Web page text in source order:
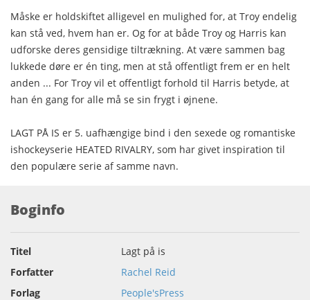
Måske er holdskiftet alligevel en mulighed for, at Troy endelig
kan stå ved, hvem han er. Og for at både Troy og Harris kan
udforske deres gensidige tiltrækning. At være sammen bag
lukkede døre er én ting, men at stå offentligt frem er en helt
anden ... For Troy vil et offentligt forhold til Harris betyde, at
han én gang for alle må se sin frygt i øjnene.
LAGT PÅ IS er 5. uafhængige bind i den sexede og romantiske
ishockeyserie HEATED RIVALRY, som har givet inspiration til
den populære serie af samme navn.
Boginfo
Titel
Lagt på is
Forfatter
Rachel Reid
Forlag
People'sPress